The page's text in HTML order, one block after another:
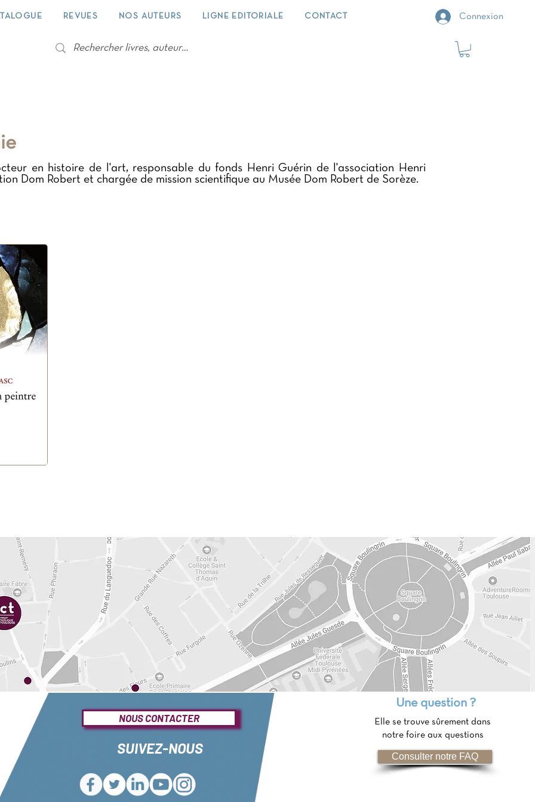
REVUES NOS AUTEURS LIGNE EDITORIALE CONTACT Connexion
en histoire de l'art, responsable du fonds Henri Guérin de l'association Henri
Dom Robert et chargée de mission scientifique au Musée Dom Robert de Sorèze.
NOUS CONTACTER
SUIVEZ-NOUS
Une question ?
Elle se trouve sûrement dans
notre foire aux questions
Consulter notre FAQ